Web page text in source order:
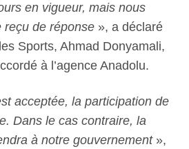
en vigueur, mais nous
reçu de réponse », a déclaré
Sports, Ahmad Donyamali,
à l’agence Anadolu.
acceptée, la participation de
Dans le cas contraire, la
à notre gouvernement»,